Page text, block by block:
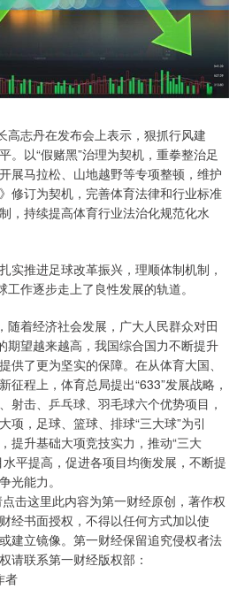
高志丹在发布会上表示，狠抓行风建
。以“假赌黑”治理为契机，重拳整治足
展马拉松、山地越野等专项整顿，维护
修订为契机，完善体育法律和行业标准
，持续提高体育行业法治化规范化水
实推进足球改革振兴，理顺体制机制，
工作逐步走上了良性发展的轨道。
随着经济社会发展，广大人民群众对田
期望越来越高，我国综合国力不断提升
供了更为坚实的保障。在从体育大国、
征程上，体育总局提出“633”发展战略，
射击、乒乓球、羽毛球六个优势项目，
项，足球、篮球、排球“三大球”为引
提升基础大项竞技实力，推动“三大
平提高，促进各项目均衡发展，不断提
光能力。
击这里此内容为第一财经原创，著作权
经书面授权，不得以任何方式加以使
建立镜像。第一财经保留追究侵权者法
请联系第一财经版权部：
者